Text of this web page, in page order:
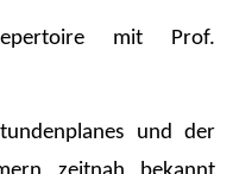
mit Prof.
und der